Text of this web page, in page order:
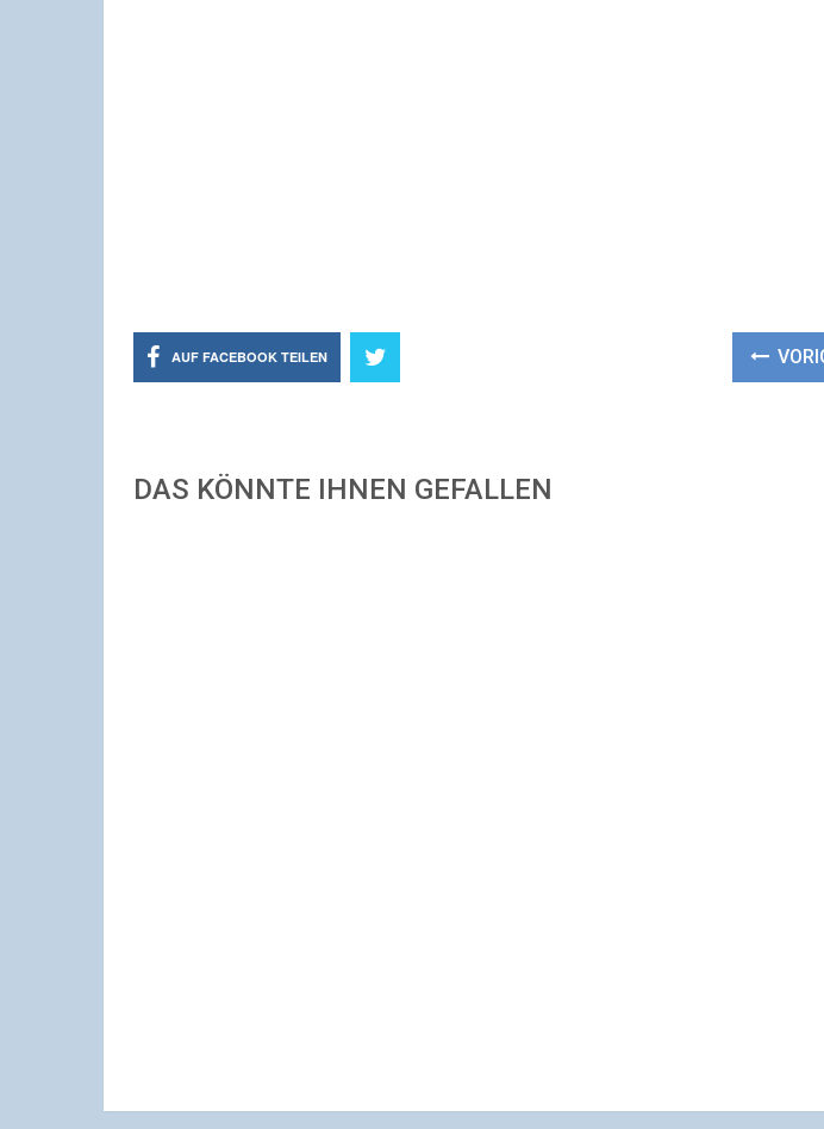
AUF FACEBOOK TEILEN
DAS KÖNNTE IHNEN GEFALLEN